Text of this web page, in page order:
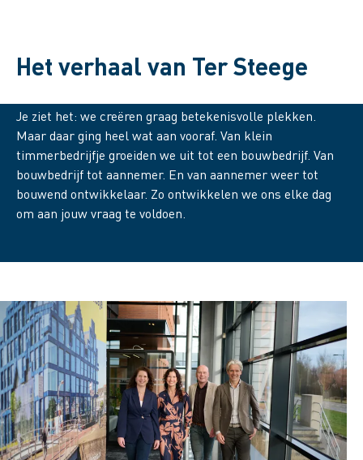
Het verhaal van Ter Steege
Speel de video af
Je ziet het: we creëren graag betekenisvolle plekken.
Maar daar ging heel wat aan vooraf. Van klein
timmerbedrijfje groeiden we uit tot een bouwbedrijf. Van
bouwbedrijf tot aannemer. En van aannemer weer tot
bouwend ontwikkelaar. Zo ontwikkelen we ons elke dag
om aan jouw vraag te voldoen.